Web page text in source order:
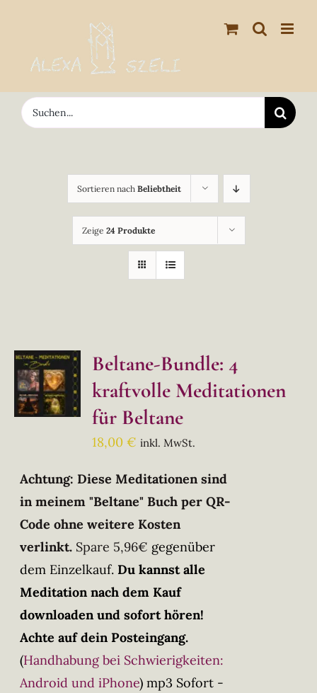
springen
Suche
nach:
Sortieren nach Beliebtheit
Zeige 24 Produkte
Beltane-Bundle: 4
kraftvolle Meditationen
für Beltane
18,00€ inkl. MwSt.
Achtung: Diese Meditationen sind
in meinem "Beltane" Buch per QR-
Code ohne weitere Kosten
verlinkt. Spare 5,96€ gegenüber
dem Einzelkauf. Du kannst alle
Meditation nach dem Kauf
downloaden und sofort hören!
Achte auf dein Posteingang.
(Handhabung bei Schwierigkeiten:
Android und iPhone) mp3 Sofort -